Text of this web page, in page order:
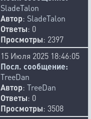
SladeTalon
Автор: SladeTalon
Ответы: 0
Просмотры: 2397
15 Июля 2025 18:46:05
Посл. сообщение:
TreeDan
Автор: TreeDan
Ответы: 0
Просмотры: 3508